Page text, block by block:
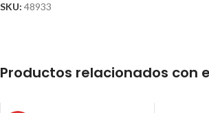
SKU: 48933
Productos relacionados con